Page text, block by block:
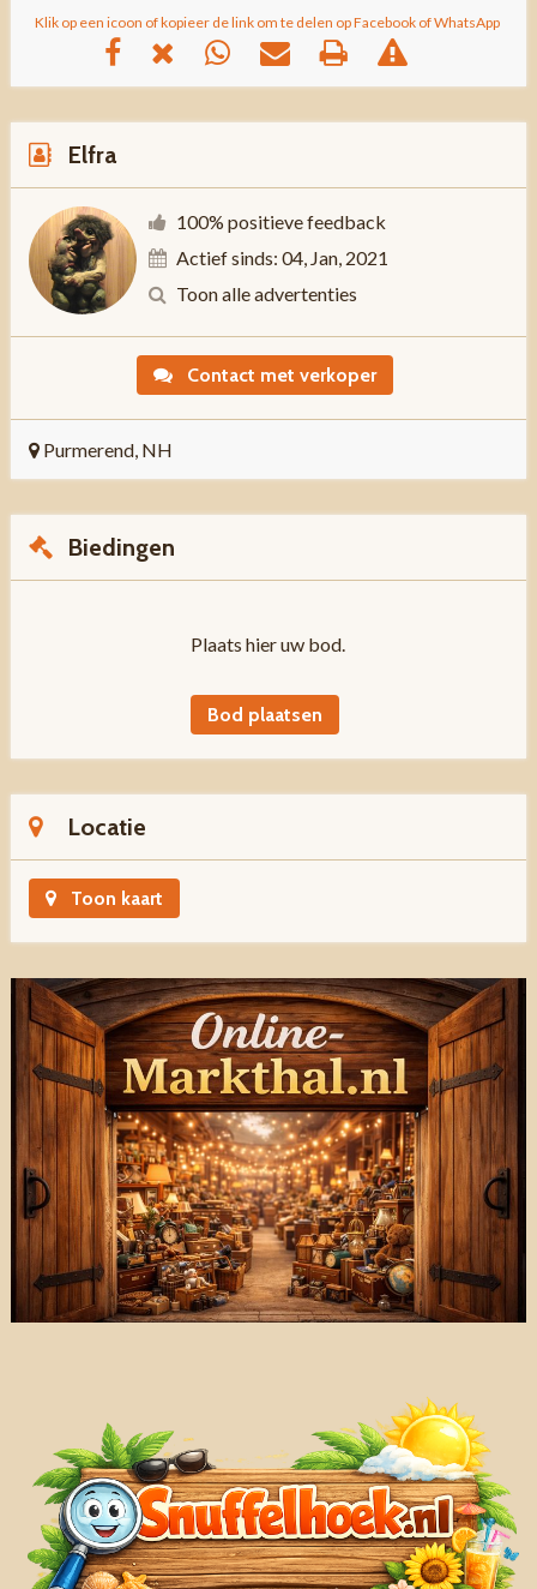
Klik op een icoon of kopieer de link om te delen op Facebook of WhatsApp
Elfra
100% positieve feedback
Actief sinds: 04, Jan, 2021
Toon alle advertenties
Contact met verkoper
Purmerend, NH
Biedingen
Plaats hier uw bod.
Bod plaatsen
Locatie
Toon kaart